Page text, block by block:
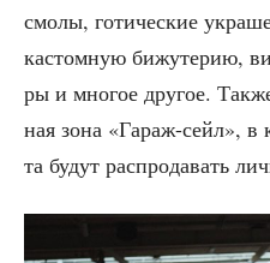
смо­лы, готи­че­ские
кастом­ную бижу­те­рию,
ры и мно­гое дру­гое.
ная зона «Гараж-сейл»,
та будут рас­про­да­вать